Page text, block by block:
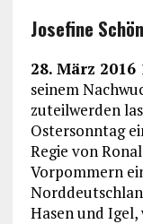
Josefine
28. März 2016
seinem
zuteilwerden
Ostersonntag
Regie von
Vorpommern
Hasen und